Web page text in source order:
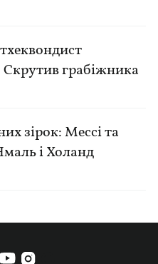
грабіжника
зірок: Мессі та
і Холанд